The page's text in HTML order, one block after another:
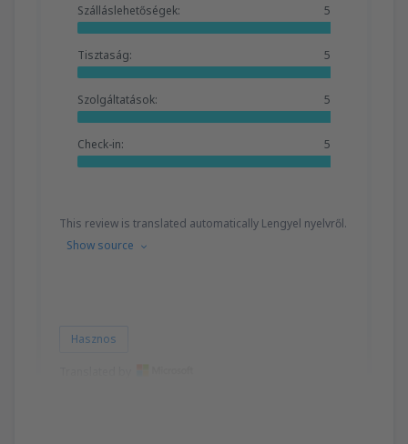
Szálláslehetőségek: 5
Tisztaság: 5
Szolgáltatások: 5
Check-in: 5
This review is translated automatically Lengyel nyelvről.
Show source
Hasznos